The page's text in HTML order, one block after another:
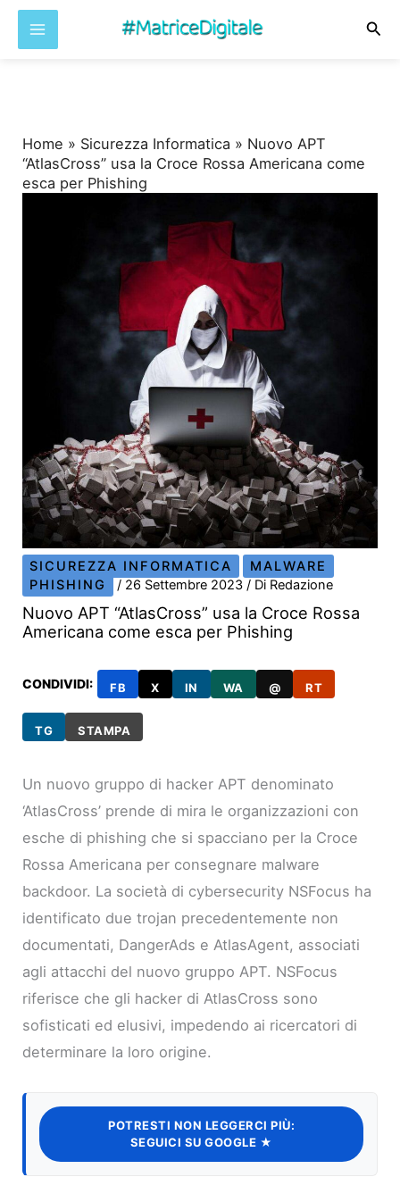
Home » Sicurezza Informatica » Nuovo APT
“AtlasCross” usa la Croce Rossa Americana come
esca per Phishing
SICUREZZA INFORMATICA
MALWARE
PHISHING
/ 26 Settembre 2023/ Di Redazione
Nuovo APT “AtlasCross” usa la Croce Rossa
Americana come esca per Phishing
CONDIVIDI: FB X IN WA @ RT
TG STAMPA
Un nuovo gruppo di hacker APT denominato
‘AtlasCross’ prende di mira le organizzazioni con
esche di phishing che si spacciano per la Croce
Rossa Americana per consegnare malware
backdoor. La società di cybersecurity NSFocus ha
identificato due trojan precedentemente non
documentati, DangerAds e AtlasAgent, associati
agli attacchi del nuovo gruppo APT. NSFocus
riferisce che gli hacker di AtlasCross sono
sofisticati ed elusivi, impedendo ai ricercatori di
determinare la loro origine.
POTRESTI NON LEGGERCI PIÙ:
SEGUICI SU GOOGLE ★